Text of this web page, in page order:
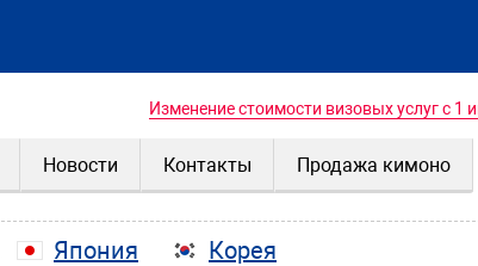
Изменение стоимости визовых услуг с 1
Новости Контакты Продажа кимоно
Япония Корея